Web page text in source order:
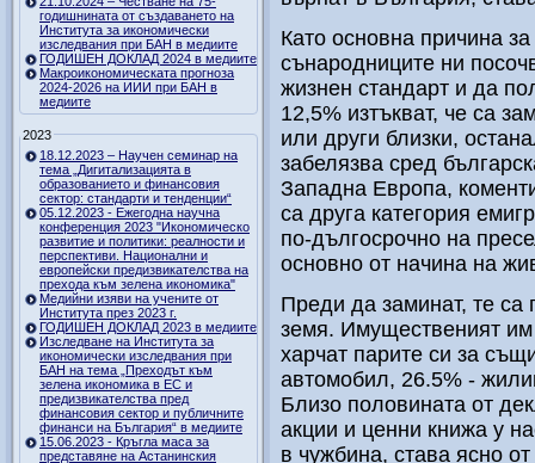
годишнината от създаването на
Института за икономически
изследвания при БАН в медиите
ГОДИШЕН ДОКЛАД 2024 в медиите
Макроикономическата прогноза
2024-2026 на ИИИ при БАН в
медиите
2023
18.12.2023 – Научен семинар на
тема „Дигитализацията в
образованието и финансовия
сектор: стандарти и тенденции“
05.12.2023 - Ежегодна научна
конференция 2023 "Икономическо
развитие и политики: реалности и
перспективи. Национални и
европейски предизвикателства на
прехода към зелена икономика"
Медийни изяви на учените от
Института през 2023 г.
ГОДИШЕН ДОКЛАД 2023 в медиите
Изследване на Института за
икономически изследвания при
БАН на тема „Преходът към
зелена икономика в ЕС и
предизвикателства пред
финансовия сектор и публичните
финанси на България“ в медиите
15.06.2023 - Кръгла маса за
представяне на Астанинския
Като основна причина
сънародниците ни
жизнен стандарт и да
12,5% изтъкват, че са
или други близки,
забелязва сред
Западна Европа,
са друга категория
по-дългосрочно на
основно от начина на
Преди да заминат, те
земя. Имущественият им
харчат парите си за
автомобил, 26.5% -
Близо половината от
акции и ценни книжа у
в чужбина, става ясно